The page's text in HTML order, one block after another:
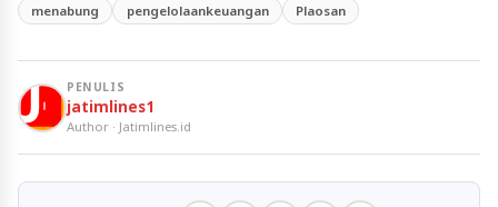
menabung
pengelolaankeuangan Plaosan
PENULIS
jatimlines1
Author · Jatimlines.id